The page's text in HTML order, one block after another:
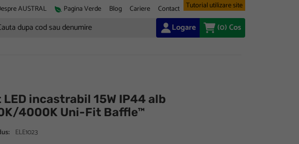
AUSTRAL Pagina Verde Blog Cariere Contact Tutorial utilizare site
cod sau denumire Logare (0)Cos
LED incastrabil 15W IP44 alb
4000K Uni-Fit Baffle™
ELE1023